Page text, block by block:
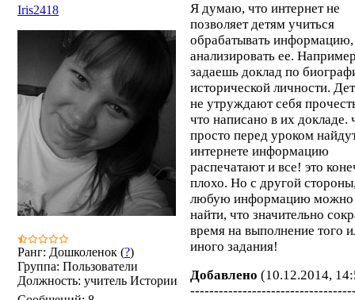
Iris2418
Ранг: Дошколенок (?)
Группа: Пользователи
Должность: учитель Истории
Я думаю, что интернет не
позволяет детям учиться
обрабатывать информацию,
анализировать ее.
задаешь доклад по
исторической личности.
не утруждают себя
что написано в их докладе.
просто перед уроком
интернете информацию
распечатают и все! это
плохо. Но с другой
любую информацию можно
найти, что значительно
время на выполнение того
иного задания!
Добавлено (10.12.2014,